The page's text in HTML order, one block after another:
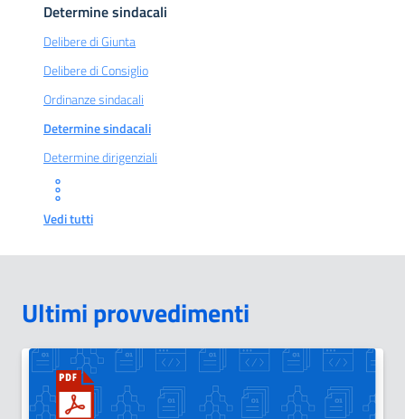
Determine sindacali
Delibere di Giunta
Delibere di Consiglio
Ordinanze sindacali
Determine sindacali
Determine dirigenziali
Vedi tutti
Ultimi provvedimenti